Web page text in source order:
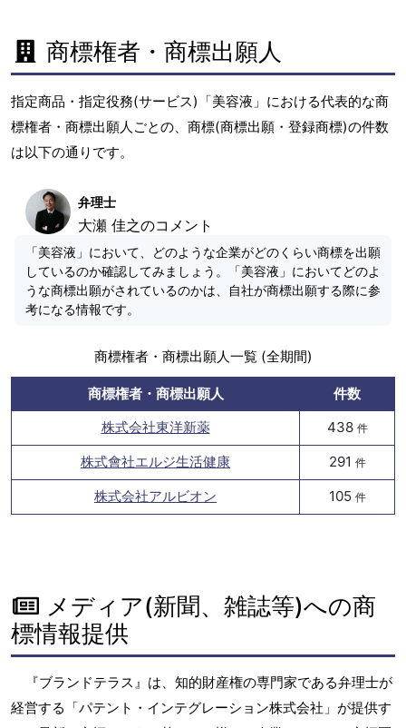
商標権者・商標出願人
指定商品・指定役務(サービス)「美容液」における代表的な商
標権者・商標出願人ごとの、商標(商標出願・登録商標)の件数
は以下の通りです。
弁理士
大瀬 佳之のコメント
「美容液」において、どのような企業がどのくらい商標を出願
しているのか確認してみましょう。「美容液」においてどのよ
うな商標出願がされているのかは、自社が商標出願する際に参
考になる情報です。
商標権者・商標出願人一覧 (全期間)
商標権者・商標出願人
件数
株式会社東洋新薬
438 件
株式會社エルジ生活健康 291 件
株式会社アルビオン 105 件
メディア(新聞、雑誌等)への商
標情報提供
『ブランドテラス』は、知的財産権の専門家である弁理士が
経営する「パテント・インテグレーション株式会社」が提供す